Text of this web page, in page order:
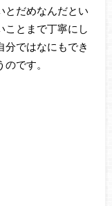
とだめなんだとい
ことまで丁寧にし
分ではなにもでき
です。